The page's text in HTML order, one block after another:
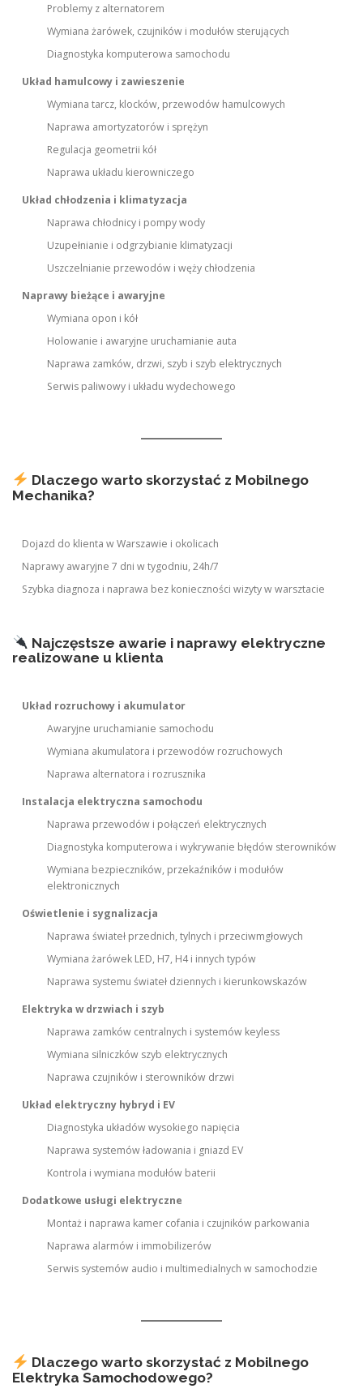
Problemy z alternatorem
Wymiana żarówek, czujników i modułów sterujących
Diagnostyka komputerowa samochodu
Układ hamulcowy i zawieszenie
Wymiana tarcz, klocków, przewodów hamulcowych
Naprawa amortyzatorów i sprężyn
Regulacja geometrii kół
Naprawa układu kierowniczego
Układ chłodzenia i klimatyzacja
Naprawa chłodnicy i pompy wody
Uzupełnianie i odgrzybianie klimatyzacji
Uszczelnianie przewodów i węży chłodzenia
Naprawy bieżące i awaryjne
Wymiana opon i kół
Holowanie i awaryjne uruchamianie auta
Naprawa zamków, drzwi, szyb i szyb elektrycznych
Serwis paliwowy i układu wydechowego
Dlaczego warto skorzystać z Mobilnego
Mechanika?
Dojazd do klienta w Warszawie i okolicach
Naprawy awaryjne 7 dni w tygodniu, 24h/7
Szybka diagnoza i naprawa bez konieczności wizyty w warsztacie
Najczęstsze awarie i naprawy elektryczne
realizowane u klienta
Układ rozruchowy i akumulator
Awaryjne uruchamianie samochodu
Wymiana akumulatora i przewodów rozruchowych
Naprawa alternatora i rozrusznika
Instalacja elektryczna samochodu
Naprawa przewodów i połączeń elektrycznych
Diagnostyka komputerowa i wykrywanie błędów sterowników
Wymiana bezpieczników, przekaźników i modułów
elektronicznych
Oświetlenie i sygnalizacja
Naprawa świateł przednich, tylnych i przeciwmgłowych
Wymiana żarówek LED, H7, H4 i innych typów
Naprawa systemu świateł dziennych i kierunkowskazów
Elektryka w drzwiach i szyb
Naprawa zamków centralnych i systemów keyless
Wymiana silniczków szyb elektrycznych
Naprawa czujników i sterowników drzwi
Układ elektryczny hybryd i EV
Diagnostyka układów wysokiego napięcia
Naprawa systemów ładowania i gniazd EV
Kontrola i wymiana modułów baterii
Dodatkowe usługi elektryczne
Montaż i naprawa kamer cofania i czujników parkowania
Naprawa alarmów i immobilizerów
Serwis systemów audio i multimedialnych w samochodzie
Dlaczego warto skorzystać z Mobilnego
Elektryka Samochodowego?